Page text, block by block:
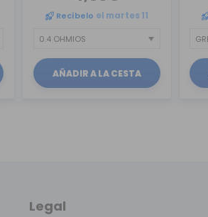
Recíbelo el martes 11
AÑADIR A LA CESTA
Legal